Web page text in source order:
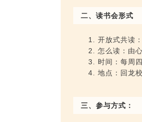
二、读书会形式
1. 开放式共读
2. 怎么读：由
3. 时间：每周
4. 地点：回龙
三、参与方式：